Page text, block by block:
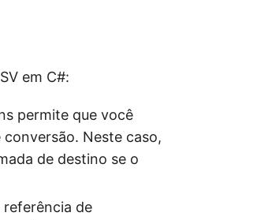
em C#:
permite que você
Neste caso,
de destino se o
referência de